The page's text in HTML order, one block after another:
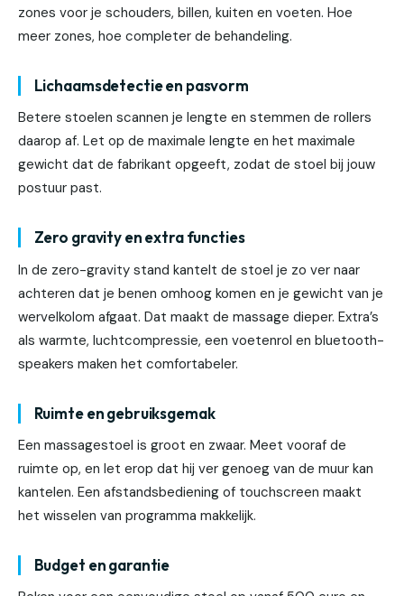
zones voor je schouders, billen, kuiten en voeten. Hoe
meer zones, hoe completer de behandeling.
Lichaamsdetectie en pasvorm
Betere stoelen scannen je lengte en stemmen de rollers
daarop af. Let op de maximale lengte en het maximale
gewicht dat de fabrikant opgeeft, zodat de stoel bij jouw
postuur past.
Zero gravity en extra functies
In de zero-gravity stand kantelt de stoel je zo ver naar
achteren dat je benen omhoog komen en je gewicht van je
wervelkolom afgaat. Dat maakt de massage dieper. Extra’s
als warmte, luchtcompressie, een voetenrol en bluetooth-
speakers maken het comfortabeler.
Ruimte en gebruiksgemak
Een massagestoel is groot en zwaar. Meet vooraf de
ruimte op, en let erop dat hij ver genoeg van de muur kan
kantelen. Een afstandsbediening of touchscreen maakt
het wisselen van programma makkelijk.
Budget en garantie